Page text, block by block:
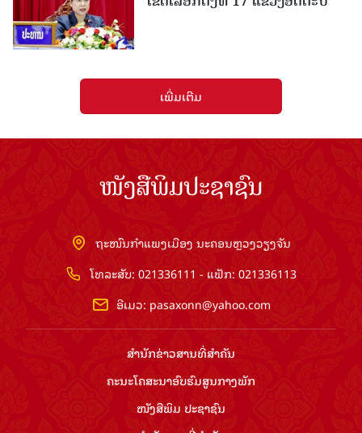
ເພີ່ມເຕີມ
ໜັງສືພິມປະຊາຊົນ
ຖະໜົນກຳແພງເມືອງ ນະຄອນຫຼວງວຽງຈັນ
ໂທລະສັບ: 021336111 - ແຟັກ: 021336113
ອີເມວ: pasaxonn@yahoo.com
ສຳ​ນັກ​ຂ່າວ​ສານ​ທີ່​ສຳ​ຄັນ​
ຄະນະໂຄສະນາອົບຮົມ​ສູນ​ກາງ​ພັກ
ໜັງສືພິມ ປະ​ຊາ​ຊົນ